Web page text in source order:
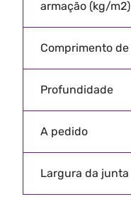
armação (kg/m2)
Comprimento de
Profundidade
A pedido
Largura da junta